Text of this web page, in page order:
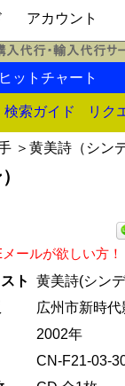
アカウント
ヒットチャート
検索ガイド リク
＞ 黄美詩（シン
ールが欲しい方！
ト
黄美詩(シン
広州市新時
2002年
CN-F21-03-